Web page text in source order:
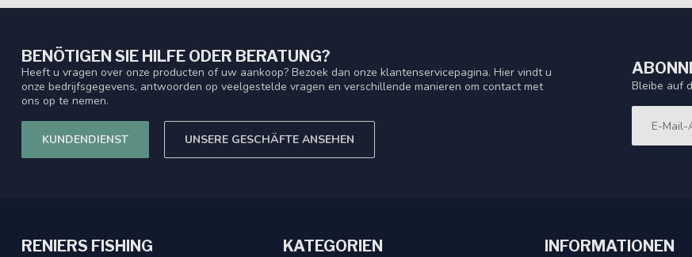
BENÖTIGEN SIE HILFE ODER BERATUNG?
Heeft u vragen over onze producten of uw aankoop? Bezoek dan onze klantenservicepagina. Hier vindt u
onze bedrijfsgegevens, antwoorden op veelgestelde vragen en verschillende manieren om contact met
ons op te nemen.
KUNDENDIENST UNSERE GESCHÄFTE ANSEHEN
Bleibe auf
RENIERS FISHING KATEGORIEN INFORMATIONEN